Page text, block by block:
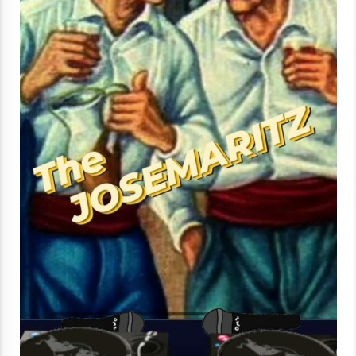
2021/11/25
Mahai-ingurua: irratia, podcastak
eta ondoren zer?
2021/11/12
Arrosaren IX. Topaketak – Mila
esker guztioi!
2021/11/11